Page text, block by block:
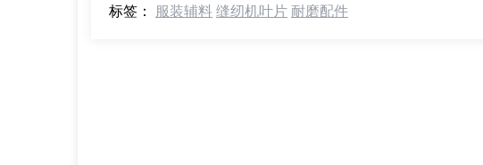
标签： 服装辅料 缝纫机叶片 耐磨配件